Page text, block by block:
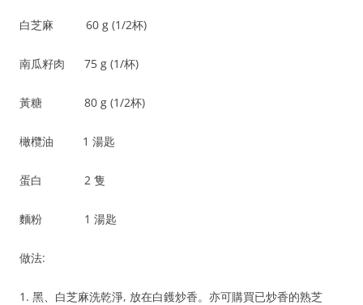
白芝麻 60 g (1/2杯)
南瓜籽肉 75 g (1/杯)
黃糖 80 g (1/2杯)
橄欖油 1 湯匙
蛋白 2 隻
麵粉 1 湯匙
做法:
1. 黑、白芝麻洗乾淨, 放在白鑊炒香。亦可購買已炒香的熟芝